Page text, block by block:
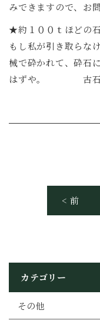
みできますので、お
★約１００ｔほどの
もし私が引き取らな
械で砕かれて、砕石
はずや。 古
< 前
カテゴリー
その他